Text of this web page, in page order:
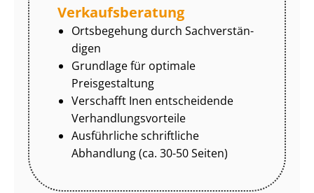
Ver­kaufs­be­ra­tung
Ortsbegehung durch Sach­ver­stän­
di­gen
Grundlage für optimale
Preisgestaltung
Verschafft Inen entscheidende
Ver­hand­lungs­vor­tei­le
Ausführliche schriftliche
Abhandlung (ca. 30-50 Seiten)